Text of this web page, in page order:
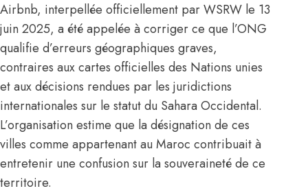
Airbnb, interpellée officiellement par WSRW le 13
juin 2025, a été appelée à corriger ce que l’ONG
qualifie d’erreurs géographiques graves,
contraires aux cartes officielles des Nations unies
et aux décisions rendues par les juridictions
internationales sur le statut du Sahara Occidental.
L’organisation estime que la désignation de ces
villes comme appartenant au Maroc contribuait à
entretenir une confusion sur la souveraineté de ce
territoire.